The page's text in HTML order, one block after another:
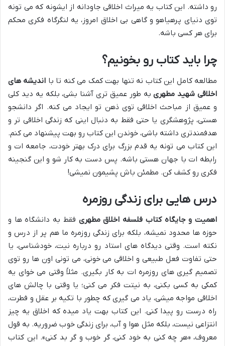
رو داشته. این کتاب یه میراث اخلاقی جاودانه از ایشونه که می تونه
توی دنیای پرهیاهو و گاهی بی اخلاق امروز، یه لنگرگاه فکری محکم
برای هر کسی باشه.
چرا باید کتاب رو بخونیم؟
مطالعه کامل این کتاب نه تنها بهت کمک می کنه تا با اندیشه های
اخلاقی شهید مطهریبه طور عمیق تری آشنا بشی، بلکه یه دید کلی
و عمیق از مباحث اخلاقی توی ذهن تو ایجاد می کنه. اگر دانشجو
هستی، پژوهشگری یا حتی فقط به دنبال اینی که زندگی اخلاقی تر و
هدفمندتری داشته باشی، خوندن این کتاب رو بهت پیشنهاد می کنم.
این کتاب می تونه یه قدم بزرگ برای درک بهتر خودت، جامعه ات و
رابطه ات با جهان هستی باشه. پس دست به کار شو و این گنجینه
فکری رو کشف کن. مطمئن باش پشیمون نمیشی!
درس هایی برای زندگی روزمره
اهمیت و جایگاه کتاب فلسفه اخلاق مطهری فقط به دانشگاه ها و
حوزه ها محدود نمیشه، بلکه برای زندگی روزمره ما هم پر از درس و
نکته است. وقتی دیدگاه های استاد رو درباره نیت، خودشناسی، یا
حتی تفاوت فعل طبیعی و اخلاقی می خونی، می تونی اون ها رو توی
تصمیم گیری های روزمره ات به کار بگیری. مثلاً وقتی می خوای یه
کمکی به کسی بکنی، به نیتت فکر می کنی؛ یا وقتی با چالش های
اخلاقی مواجه میشی، یاد می گیری که چطور با تکیه بر عقل و فطرت،
راه درست رو پیدا کنی. این کتاب بهت یاد میده که اخلاق یه چیز
انتزاعی نیست، بلکه مثل هوا و آب، برای زندگی خوب ضروریه. به قول
معروف، «هر چه کنی به خود کنی، گر خوب و گر بد کنی». این کتاب